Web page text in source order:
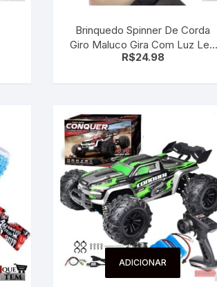
Brinquedo Spinner De Corda
Giro Maluco Gira Com Luz Led
– Pião
R$24.98
ADICIONAR